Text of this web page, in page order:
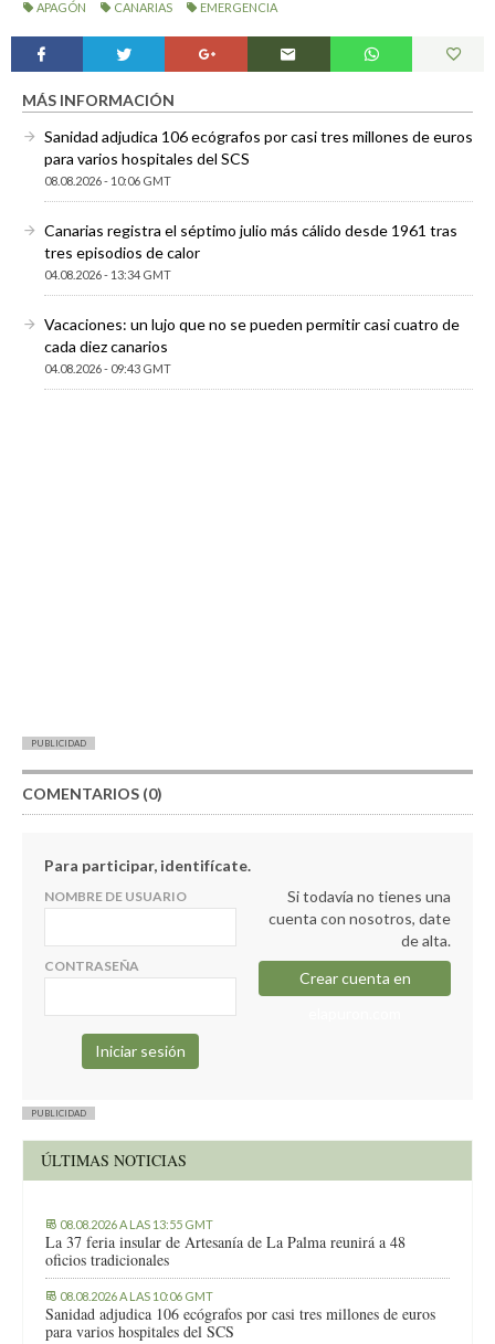
APAGÓN CANARIAS EMERGENCIA
MÁS INFORMACIÓN
Sanidad adjudica 106 ecógrafos por casi tres millones de euros
para varios hospitales del SCS
08.08.2026 - 10:06 GMT
Canarias registra el séptimo julio más cálido desde 1961 tras
tres episodios de calor
04.08.2026 - 13:34 GMT
Vacaciones: un lujo que no se pueden permitir casi cuatro de
cada diez canarios
04.08.2026 - 09:43 GMT
PUBLICIDAD
COMENTARIOS (0)
Para participar, identifícate.
NOMBRE DE USUARIO
CONTRASEÑA
Si todavía no tienes una
cuenta con nosotros, date
de alta.
Crear cuenta en
PUBLICIDAD
ÚLTIMAS NOTICIAS
08.08.2026 A LAS 13:55 GMT
La 37 feria insular de Artesanía de La Palma reunirá a 48
oficios tradicionales
08.08.2026 A LAS 10:06 GMT
Sanidad adjudica 106 ecógrafos por casi tres millones de euros
para varios hospitales del SCS